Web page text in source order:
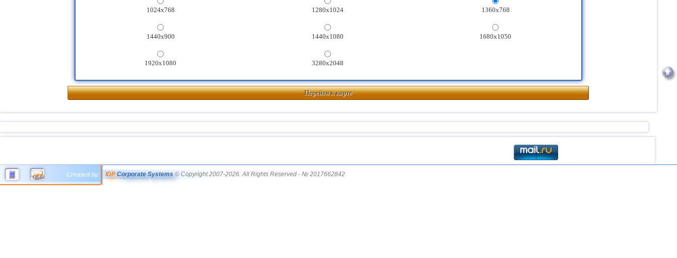
1024x768 1280x1024 1360x768
1440x900 1440x1080 1680x1050
1920x1080 3280x2048
Перейти к карте
Created by IDP Corporate Systems © Copyright 2007-2026. All Rights Reserved - № 2017662842